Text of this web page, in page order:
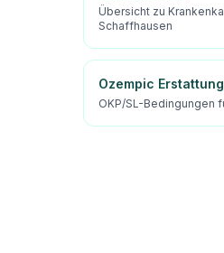
Übersicht zu
Schaffhausen
Ozempic
OKP/SL-Bedingungen